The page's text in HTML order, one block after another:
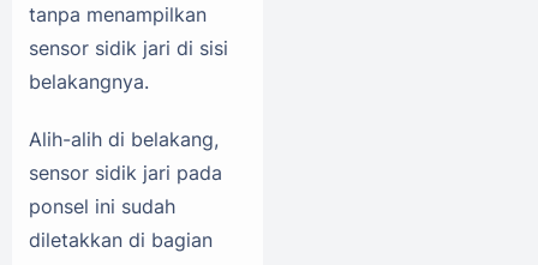
tanpa menampilkan
sensor sidik jari di sisi
belakangnya.
Alih-alih di belakang,
sensor sidik jari pada
ponsel ini sudah
diletakkan di bagian